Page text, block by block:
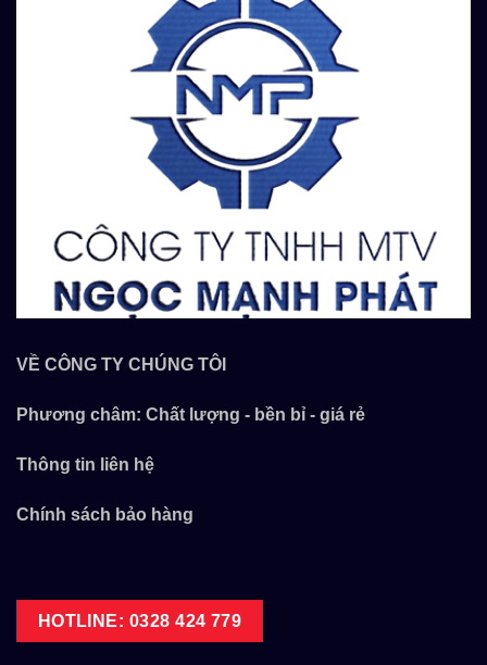
VỀ CÔNG TY CHÚNG TÔI
Phương châm: Chất lượng - bền bỉ - giá rẻ
Thông tin liên hệ
Chính sách bảo hàng
HOTLINE: 0328 424 779